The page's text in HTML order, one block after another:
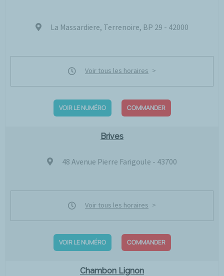
La Massardiere, Terrenoire, BP 29 - 42000
Voir tous les horaires
VOIR LE NUMÉRO COMMANDER
Brives
48 Avenue Pierre Farigoule - 43700
Voir tous les horaires
VOIR LE NUMÉRO COMMANDER
Chambon Lignon